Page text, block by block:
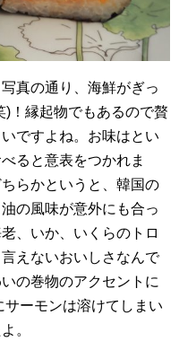
真の通り、海鮮がぎっ
)！縁起物でもあるので贅
ですよね。お味はとい
ると意表をつかれま
らかというと、韓国の
の風味が意外にも合っ
、いか、いくらのトロ
えないおいしさなんで
の巻物のアクセントに
ーモンは溶けてしまい
。